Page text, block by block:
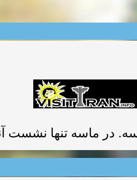
در ماسه تنها نشست